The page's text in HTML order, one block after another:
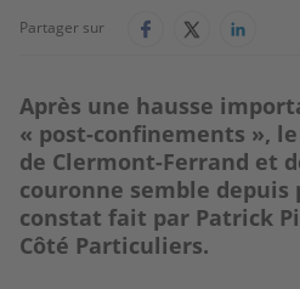
Partager sur
Après une hausse
« post-confinements »,
de Clermont-Ferrand et
couronne semble depuis
constat fait par Patrick
Côté Particuliers.